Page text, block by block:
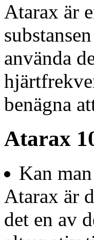
Atarax är
använda
benägna
Atarax
Kan
Atarax är
det en av